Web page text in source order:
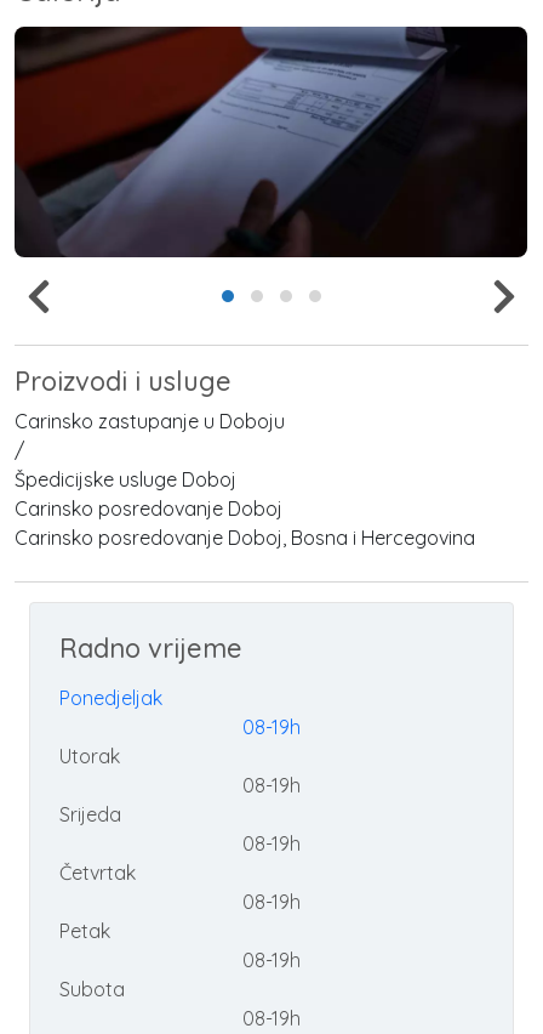
Proizvodi i usluge
Carinsko zastupanje u Doboju
/
Špedicijske usluge Doboj
Carinsko posredovanje Doboj
Carinsko posredovanje Doboj, Bosna i Hercegovina
Radno vrijeme
Ponedjeljak
08-19h
Utorak
08-19h
Srijeda
08-19h
Četvrtak
08-19h
Petak
08-19h
Subota
08-19h